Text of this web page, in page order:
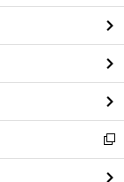
ウ
ィ
ン
ド
ウ
で
開
く
新
し